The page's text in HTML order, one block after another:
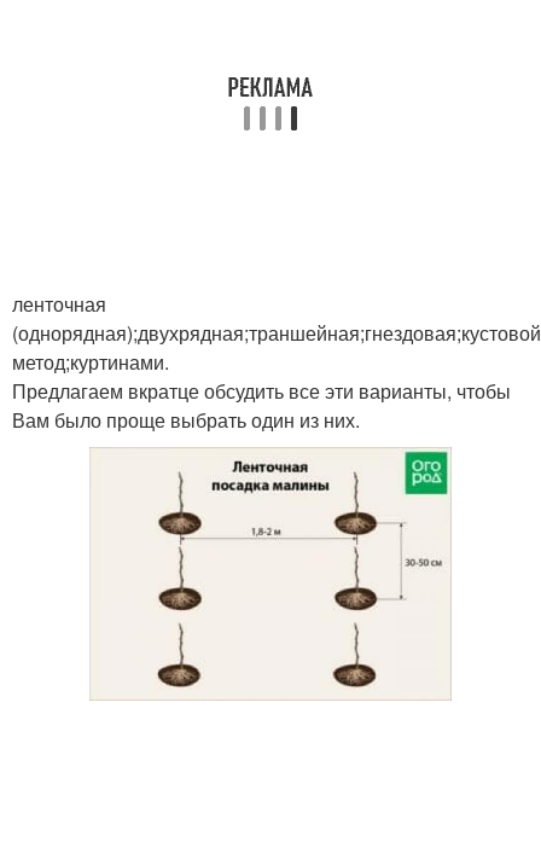
Правильное расстояние
луковицами
Близкое расстояние Подход к расстоянию
Расстояния для
высаживания
Расстояния между
луковицами
ленточная
(однорядная);двухрядная;траншейная;гнездовая;кустовой
метод;куртинами.
Предлагаем вкратце обсудить все эти варианты, чтобы
Вам было проще выбрать один из них.